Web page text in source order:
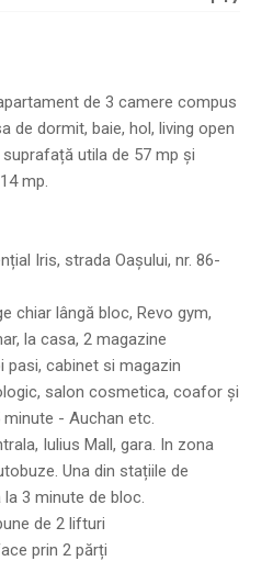
de 3 camere compus
de dormit, baie, hol, living open
utila de 57 mp și
mp.
Iris, strada Oașului, nr. 86-
chiar lângă bloc, Revo gym,
la casa, 2 magazine
pasi, cabinet si magazin
salon cosmetica, coafor și
- Auchan etc.
Iulius Mall, gara. In zona
Una din stațiile de
3 minute de bloc.
de 2 lifturi
prin 2 părți